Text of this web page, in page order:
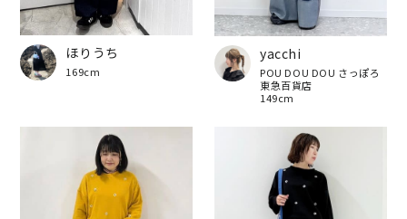
ほりうち
169cm
yacchi
POU DOU DOU さっぽろ
東急百貨店
149cm